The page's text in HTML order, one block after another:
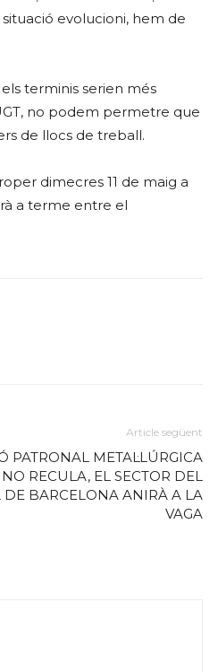
evolucioni, hem de
terminis serien més
no podem permetre que
de llocs de treball.
dimecres 11 de maig a
a terme entre el
Article següent
PATRONAL METAL·LÚRGICA
RECULA, EL SECTOR DEL
DE BARCELONA ANIRÀ A LA
VAGA